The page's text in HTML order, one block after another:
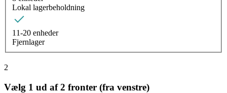
Lokal lagerbeholdning
11-20 enheder
Fjernlager
2
Vælg 1 ud af 2 fronter (fra venstre)